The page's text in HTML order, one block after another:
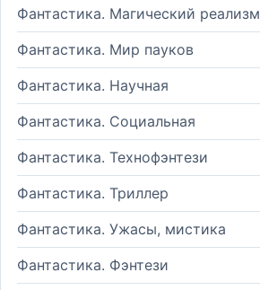
Фантастика. Магический реализм
Фантастика. Мир пауков
Фантастика. Научная
Фантастика. Социальная
Фантастика. Технофэнтези
Фантастика. Триллер
Фантастика. Ужасы, мистика
Фантастика. Фэнтези